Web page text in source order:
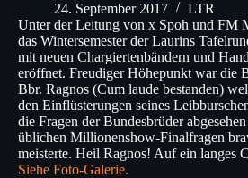
24. September 2017
LTR
Unter der Leitung von x Spoh und FM
das Wintersemester der Laurins
mit neuen Chargiertenbändern und
eröffnet. Freudiger Höhepunkt war die
Bbr. Ragnos (Cum laude bestanden)
den Einflüsterungen seines
die Fragen der Bundesbrüder
üblichen Millionenshow-Finalfragen
meisterte. Heil Ragnos! Auf ein langes
Siehe Foto-Galerie.